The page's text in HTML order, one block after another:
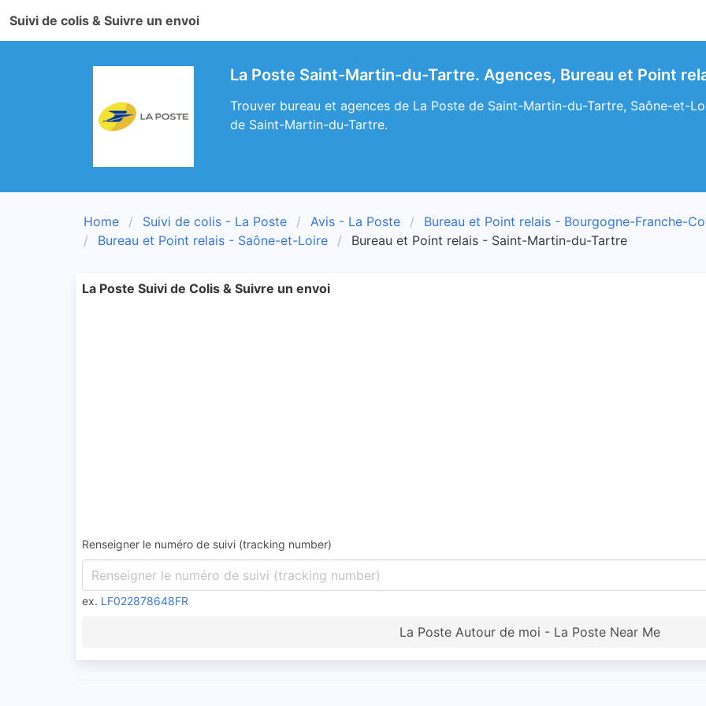
Suivi de colis & Suivre un envoi
La Poste Saint-Martin-du-Tartre. Agences, Bureau et Point
Trouver bureau et agences de La Poste de Saint-Martin-du-Tartre, Saône-et-
de Saint-Martin-du-Tartre.
Home Suivi de colis - La Poste Avis - La Poste
Bureau et Point relais - Bourgogne-Franche-
Bureau et Point relais - Saône-et-Loire
Bureau et Point relais - Saint-Martin-du-Tartre
La Poste Suivi de Colis & Suivre un envoi
Renseigner le numéro de suivi (tracking number)
ex. LF022878648FR
La Poste Autour de moi - La Poste Near Me